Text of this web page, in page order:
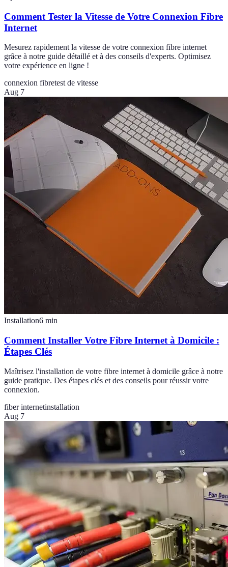
Comment Tester la Vitesse de Votre Connexion Fibre
Internet
Mesurez rapidement la vitesse de votre connexion fibre internet
grâce à notre guide détaillé et à des conseils d'experts. Optimisez
votre expérience en ligne !
connexion fibretest de vitesse
Aug 7
Installation6 min
Comment Installer Votre Fibre Internet à Domicile :
Étapes Clés
Maîtrisez l'installation de votre fibre internet à domicile grâce à notre
guide pratique. Des étapes clés et des conseils pour réussir votre
connexion.
fiber internetinstallation
Aug 7